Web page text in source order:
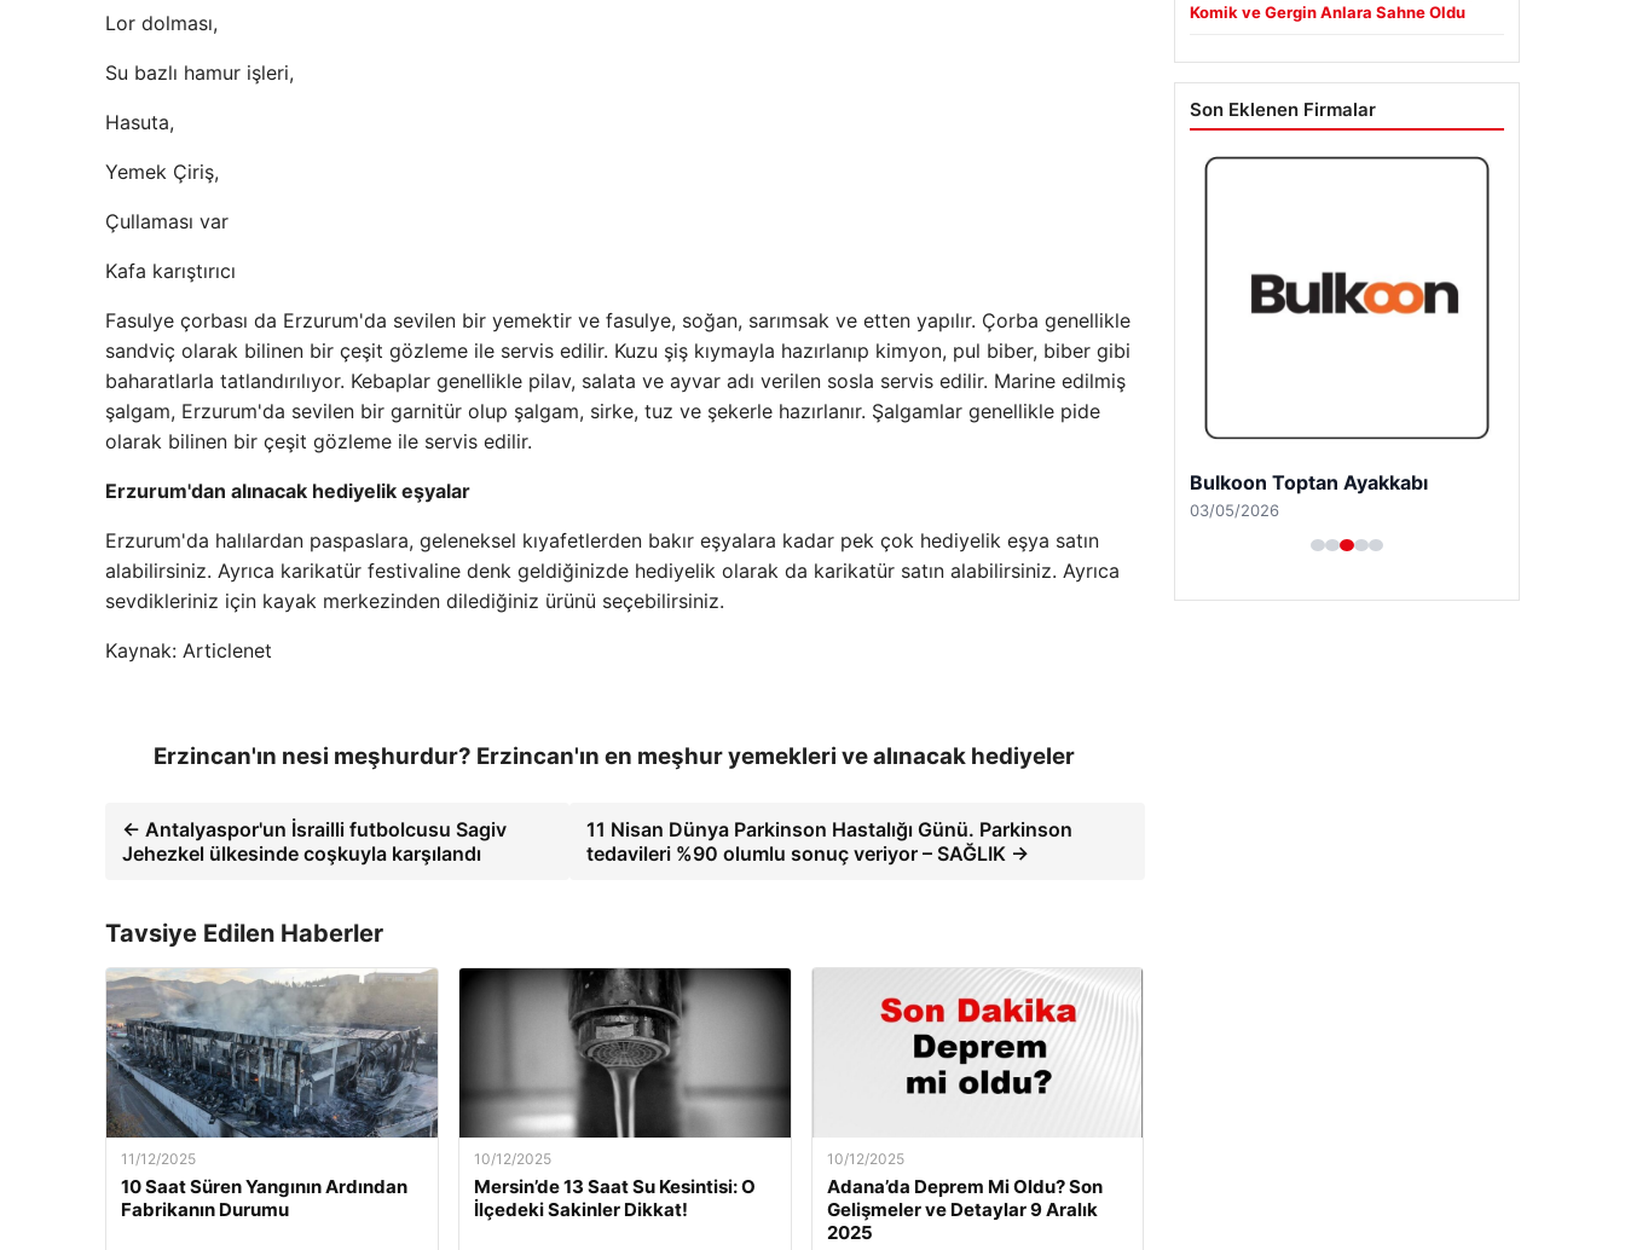
Lor dolması,
Su bazlı hamur işleri,
Hasuta,
Yemek Çiriş,
Çullaması var
Kafa karıştırıcı
Fasulye çorbası da Erzurum'da sevilen bir yemektir ve fasulye, soğan, sarımsak ve etten yapılır. Çorba genellikle
sandviç olarak bilinen bir çeşit gözleme ile servis edilir. Kuzu şiş kıymayla hazırlanıp kimyon, pul biber, biber gibi
baharatlarla tatlandırılıyor. Kebaplar genellikle pilav, salata ve ayvar adı verilen sosla servis edilir. Marine edilmiş
şalgam, Erzurum'da sevilen bir garnitür olup şalgam, sirke, tuz ve şekerle hazırlanır. Şalgamlar genellikle pide
olarak bilinen bir çeşit gözleme ile servis edilir.
Erzurum'dan alınacak hediyelik eşyalar
Erzurum'da halılardan paspaslara, geleneksel kıyafetlerden bakır eşyalara kadar pek çok hediyelik eşya satın
alabilirsiniz. Ayrıca karikatür festivaline denk geldiğinizde hediyelik olarak da karikatür satın alabilirsiniz. Ayrıca
sevdikleriniz için kayak merkezinden dilediğiniz ürünü seçebilirsiniz.
Kaynak: Articlenet
Erzincan'ın nesi meşhurdur? Erzincan'ın en meşhur yemekleri ve alınacak hediyeler
← Antalyaspor'un İsrailli futbolcusu Sagiv
Jehezkel ülkesinde coşkuyla karşılandı
11 Nisan Dünya Parkinson Hastalığı Günü. Parkinson
tedavileri %90 olumlu sonuç veriyor – SAĞLIK →
Tavsiye Edilen Haberler
11/12/2025
10 Saat Süren Yangının Ardından
Fabrikanın Durumu
10/12/2025
Mersin’de 13 Saat Su Kesintisi: O
İlçedeki Sakinler Dikkat!
10/12/2025
Adana’da Deprem Mi Oldu? Son
Gelişmeler ve Detaylar 9 Aralık
2025
Yalova’da Kafenin Önünde Park İhlali
Son Eklenen Firmalar
Bulkoon Toptan Ayakkabı